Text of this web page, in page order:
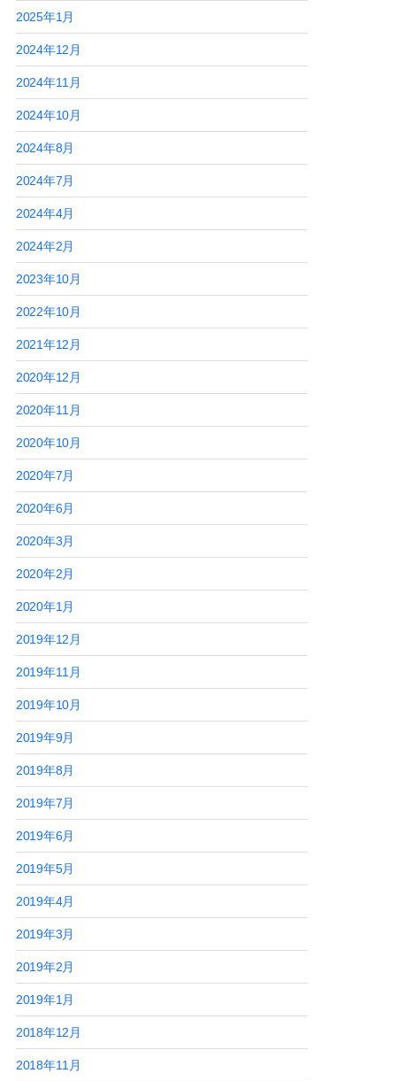
2025年1月
2024年12月
2024年11月
2024年10月
2024年8月
2024年7月
2024年4月
2024年2月
2023年10月
2022年10月
2021年12月
2020年12月
2020年11月
2020年10月
2020年7月
2020年6月
2020年3月
2020年2月
2020年1月
2019年12月
2019年11月
2019年10月
2019年9月
2019年8月
2019年7月
2019年6月
2019年5月
2019年4月
2019年3月
2019年2月
2019年1月
2018年12月
2018年11月